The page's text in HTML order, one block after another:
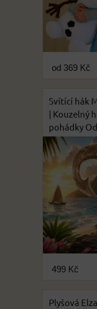
od 369 Kč
Svítící hák
| Kouzelný
pohádky
499 Kč
Plyšová